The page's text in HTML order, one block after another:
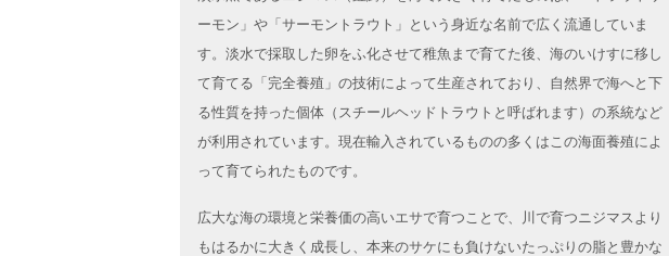
ーモン」や「サーモントラウト」という身近な名前で広く流通していま
す。淡水で採取した卵をふ化させて稚魚まで育てた後、海のいけすに移し
て育てる「完全養殖」の技術によって生産されており、自然界で海へと下
る性質を持った個体（スチールヘッドトラウトと呼ばれます）の系統など
が利用されています。現在輸入されているものの多くはこの海面養殖によ
って育てられたものです。
広大な海の環境と栄養価の高いエサで育つことで、川で育つニジマスより
もはるかに大きく成長し、本来のサケにも負けないたっぷりの脂と豊かな